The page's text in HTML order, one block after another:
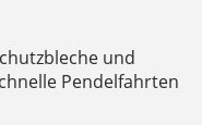
und
Pendelfahrten